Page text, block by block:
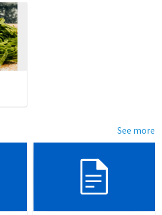
See more